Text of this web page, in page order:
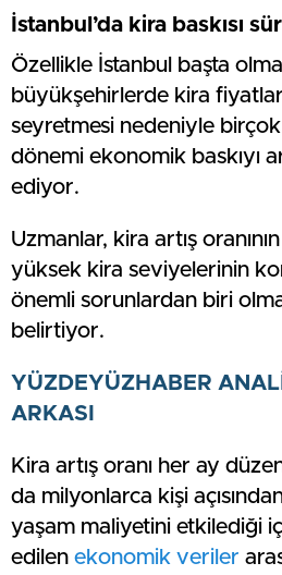
İstanbul’da kira baskısı
Özellikle İstanbul başta
büyükşehirlerde kira
seyretmesi nedeniyle birçok
dönemi ekonomik baskıyı
ediyor.
Uzmanlar, kira artış
yüksek kira seviyelerinin
önemli sorunlardan biri
belirtiyor.
YÜZDEYÜZHABER
ARKASI
Kira artış oranı her ay
da milyonlarca kişi
yaşam maliyetini etkilediği
edilen ekonomik veriler